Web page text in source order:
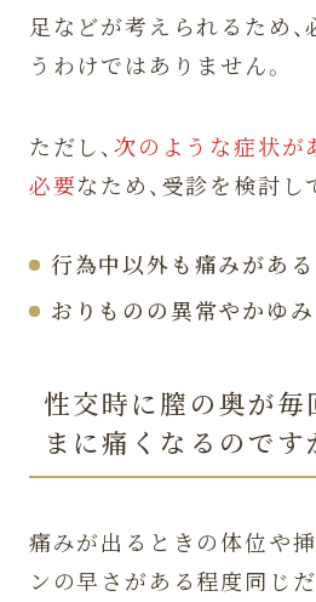
足などが考えられるため
うわけではありません。
ただし、次のような症状が
必要なため、受診を検討し
行為中以外も痛みがある
おりものの異常やかゆみ
性交時に膣の奥が毎
まに痛くなるのです
痛みが出るときの体位や挿
ンの早さがある程度同じ